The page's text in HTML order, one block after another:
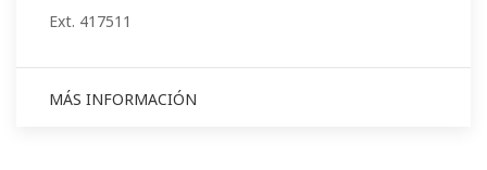
Ext. 417511
MÁS INFORMACIÓN